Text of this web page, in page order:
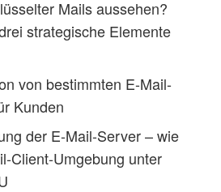
Mails aussehen?
strategische Elemente
von bestimmten E-Mail-
Kunden
der E-Mail-Server – wie
Client-Umgebung unter